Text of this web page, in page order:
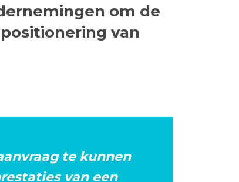
om de
van
te kunnen
van een